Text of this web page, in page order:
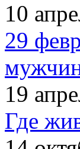
10
29
19
Где